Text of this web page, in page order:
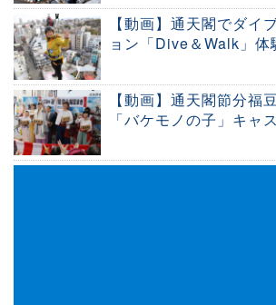
【動画】通天閣でダ
ョン「Dive＆Walk」体
【動画】通天閣節分福
「バケモノの子」キャ